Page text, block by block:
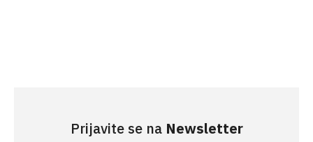
Prijavite se na Newsletter